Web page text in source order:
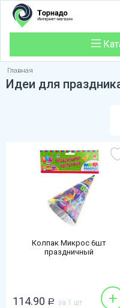
Главная
Идеи для
Колпак Микрос 6шт
праздничный
114.90 Р за 1 шт +